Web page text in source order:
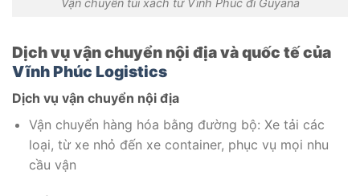
Vận chuyển túi xách từ Vĩnh Phúc đi Guyana
Dịch vụ vận chuyển nội địa và quốc tế của
Vĩnh Phúc Logistics
Dịch vụ vận chuyển nội địa
Vận chuyển hàng hóa bằng đường bộ: Xe tải các
loại, từ xe nhỏ đến xe container, phục vụ mọi nhu
cầu vận